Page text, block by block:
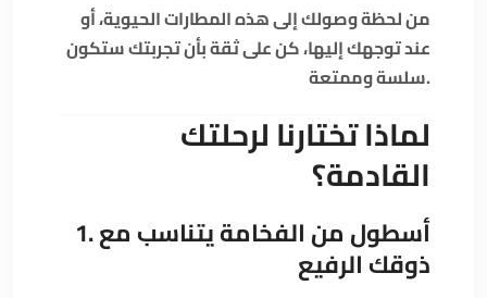
من لحظة وصولك إلى هذه المطارات الحيوية، أو
عند توجهك إليها، كن على ثقة بأن تجربتك ستكون
سلسة وممتعة.
لماذا تختارنا لرحلتك
القادمة؟
1. أسطول من الفخامة يتناسب مع
ذوقك الرفيع